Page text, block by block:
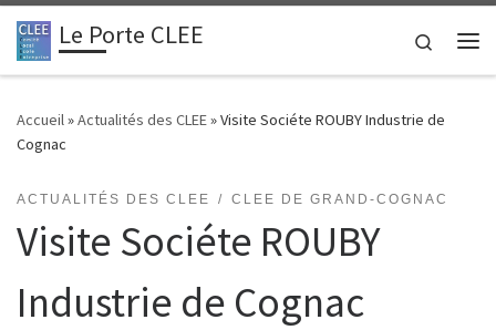
Passer au contenu
Le Porte CLEE
Search
Accueil»Actualités des CLEE»Visite Sociéte ROUBY Industrie de
Cognac
ACTUALITÉS DES CLEE CLEE DE GRAND-COGNAC
Visite Sociéte ROUBY
Industrie de Cognac